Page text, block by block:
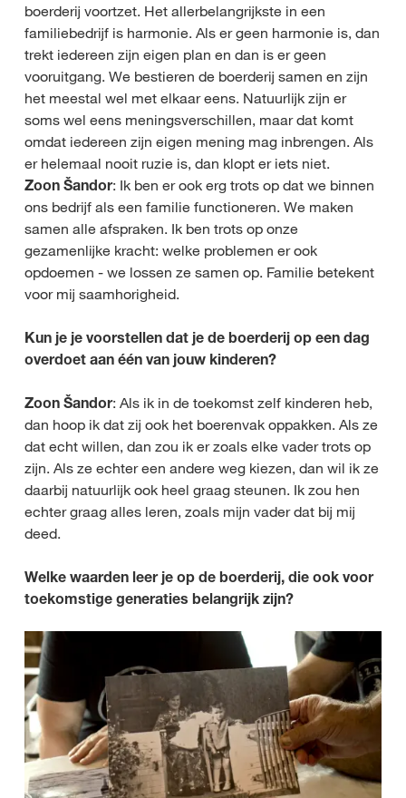
boerderij voortzet. Het allerbelangrijkste in een
familiebedrijf is harmonie. Als er geen harmonie is, dan
trekt iedereen zijn eigen plan en dan is er geen
vooruitgang. We bestieren de boerderij samen en zijn
het meestal wel met elkaar eens. Natuurlijk zijn er
soms wel eens meningsverschillen, maar dat komt
omdat iedereen zijn eigen mening mag inbrengen. Als
er helemaal nooit ruzie is, dan klopt er iets niet.
Zoon Šandor: Ik ben er ook erg trots op dat we binnen
ons bedrijf als een familie functioneren. We maken
samen alle afspraken. Ik ben trots op onze
gezamenlijke kracht: welke problemen er ook
opdoemen - we lossen ze samen op. Familie betekent
voor mij saamhorigheid.
Kun je je voorstellen dat je de boerderij op een dag
overdoet aan één van jouw kinderen?
Zoon Šandor: Als ik in de toekomst zelf kinderen heb,
dan hoop ik dat zij ook het boerenvak oppakken. Als ze
dat echt willen, dan zou ik er zoals elke vader trots op
zijn. Als ze echter een andere weg kiezen, dan wil ik ze
daarbij natuurlijk ook heel graag steunen. Ik zou hen
echter graag alles leren, zoals mijn vader dat bij mij
deed.
Welke waarden leer je op de boerderij, die ook voor
toekomstige generaties belangrijk zijn?